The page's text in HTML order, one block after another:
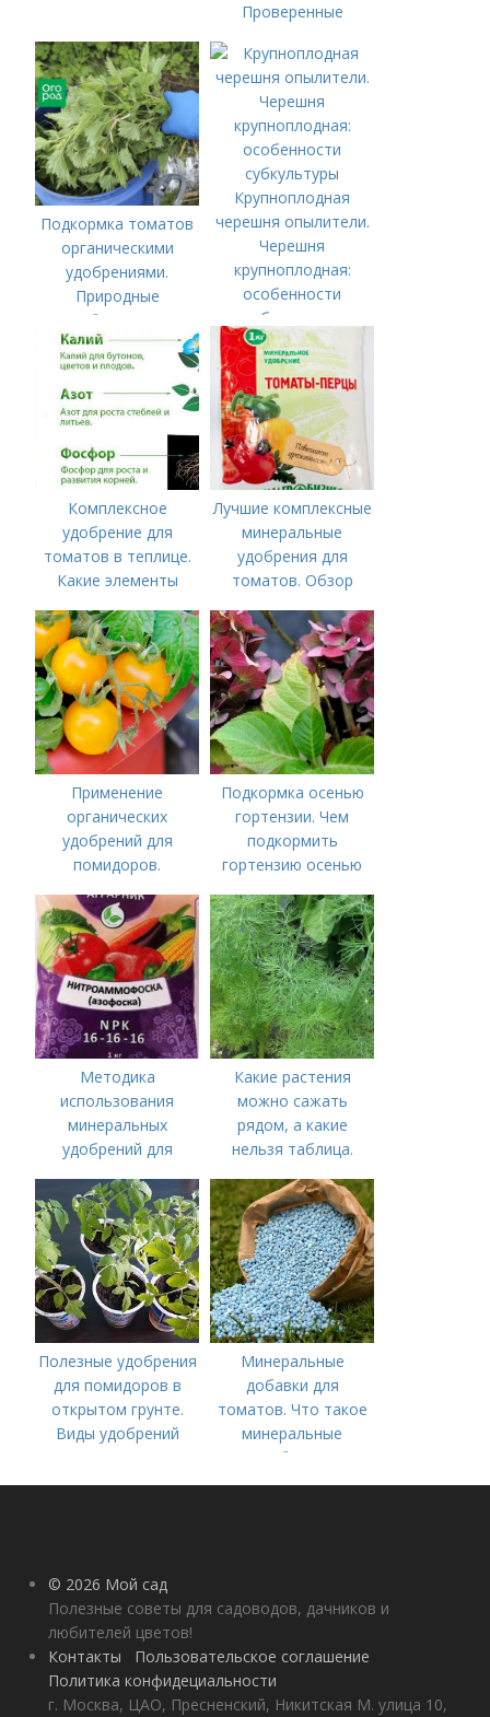
Проверенные
минеральные
удобрения
Подкормка томатов
органическими
удобрениями.
Природные
удобрения для
подкормки "по листу"
Крупноплодная
черешня опылители.
Черешня
крупноплодная:
особенности
субкультуры
Комплексное
удобрение для
томатов в теплице.
Какие элементы
особенности их
внесения
Лучшие комплексные
минеральные
удобрения для
томатов. Обзор
удобрений для
томатов: правила
внесения в почву
Применение
органических
удобрений для
помидоров.
удобрения для
томатов
Подкормка осенью
гортензии. Чем
подкормить
гортензию осенью
Методика
использования
минеральных
удобрений для
Минеральное
питание
Какие растения
можно сажать
рядом, а какие
нельзя таблица.
Полезные удобрения
для помидоров в
открытом грунте.
Виды удобрений
Минеральные
добавки для
томатов. Что такое
минеральные
удобрения
© 2026 Мой сад
Полезные советы для садоводов, дачников и
любителей цветов!
Контакты
Пользовательское соглашение
Политика конфидециальности
г. Москва, ЦАО, Пресненский, Никитская М. улица 10,